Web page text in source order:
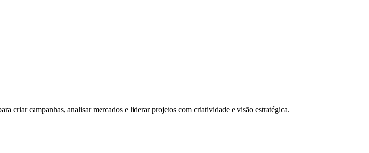
criar campanhas, analisar mercados e liderar projetos com criatividade e visão estratégica.